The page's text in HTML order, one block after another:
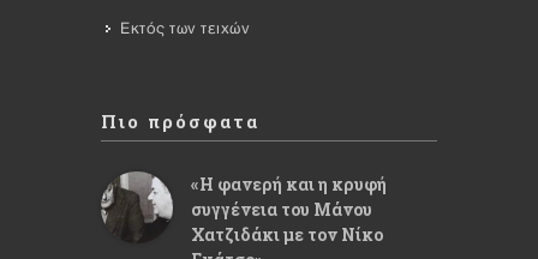
Εκτός των τειχών
Πιο πρόσφατα
«Η φανερή και η κρυφή
συγγένεια του Μάνου
Χατζιδάκι με τον Νίκο